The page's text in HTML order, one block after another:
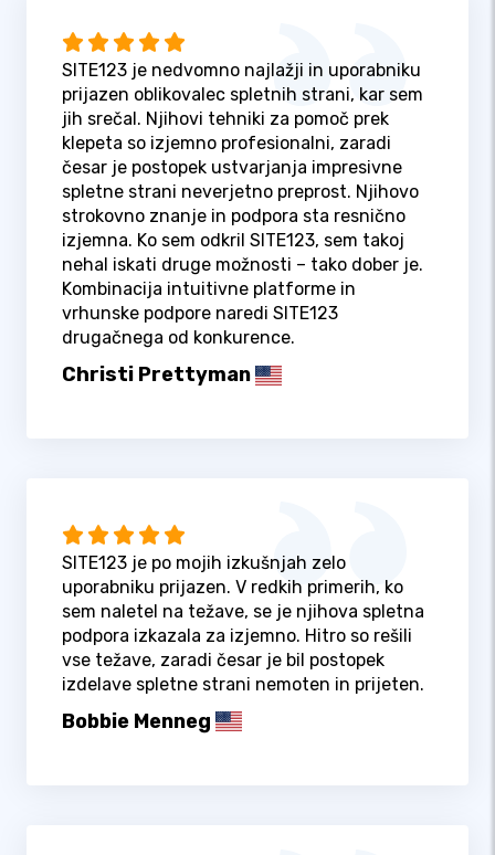
SITE123 je nedvomno najlažji in uporabniku
prijazen oblikovalec spletnih strani, kar sem
jih srečal. Njihovi tehniki za pomoč prek
klepeta so izjemno profesionalni, zaradi
česar je postopek ustvarjanja impresivne
spletne strani neverjetno preprost. Njihovo
strokovno znanje in podpora sta resnično
izjemna. Ko sem odkril SITE123, sem takoj
nehal iskati druge možnosti – tako dober je.
Kombinacija intuitivne platforme in
vrhunske podpore naredi SITE123
drugačnega od konkurence.
Christi Prettyman
SITE123 je po mojih izkušnjah zelo
uporabniku prijazen. V redkih primerih, ko
sem naletel na težave, se je njihova spletna
podpora izkazala za izjemno. Hitro so rešili
vse težave, zaradi česar je bil postopek
izdelave spletne strani nemoten in prijeten.
Bobbie Menneg